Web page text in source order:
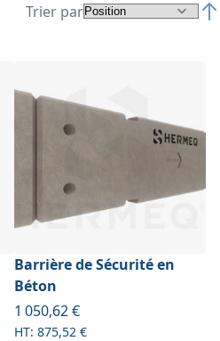
Trier par
Barrière de Sécurité en
Béton
À partir de
1 050,62 €
875,52 €